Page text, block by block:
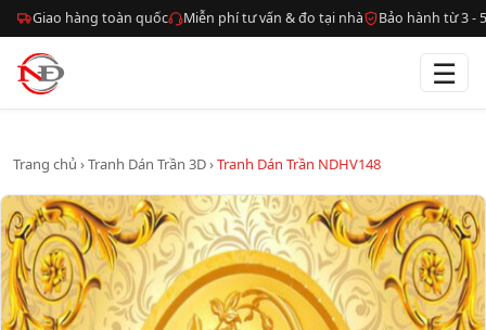
Giao hàng toàn quốc Miễn phí tư vấn & đo tại nhà Bảo hành từ 3 -
☰
Trang chủ ›Tranh Dán Trần 3D›Tranh Dán Trần NDHV148